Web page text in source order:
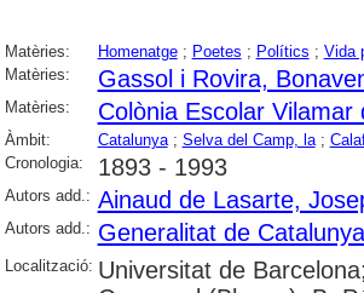
Matèries: Homenatge; Poetes ; Polítics ; Vida
Matèries:
Gassol i Rovira,
Matèries: Colònia Escolar Vilamar
Àmbit: Catalunya; Selva del Camp, la;
Cronologia:
1893 - 1993
Autors add.: Ainaud de Lasarte,
Autors add.: Generalitat de Catalunya
Localització: Universitat de